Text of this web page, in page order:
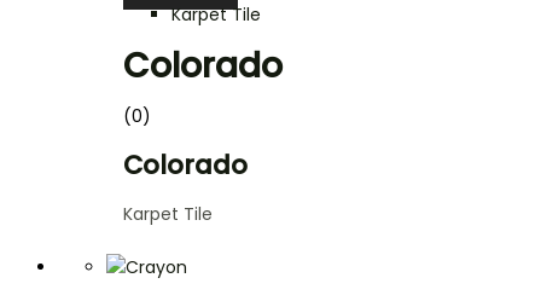
Karpet Tile
Colorado
(0)
Colorado
Karpet Tile